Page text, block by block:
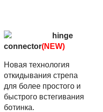
hinge
connector(NEW)
Новая технология
откидывания стрепа
для более простого и
быстрого встегивания
ботинка.